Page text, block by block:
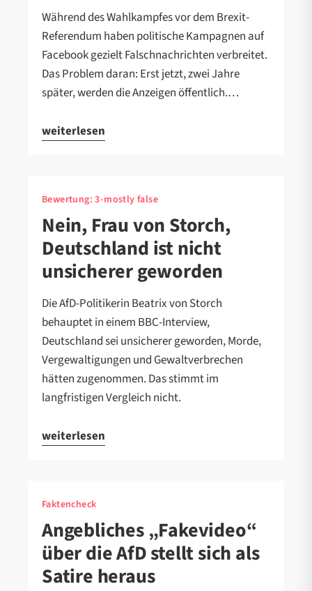
Während des Wahlkampfes vor dem Brexit-
Referendum haben politische Kampagnen auf
Facebook gezielt Falschnachrichten verbreitet.
Das Problem daran: Erst jetzt, zwei Jahre
später, werden die Anzeigen öffentlich.…
weiterlesen
Bewertung:3-mostly false
Nein, Frau von Storch,
Deutschland ist nicht
unsicherer geworden
Die AfD-Politikerin Beatrix von Storch
behauptet in einem BBC-Interview,
Deutschland sei unsicherer geworden, Morde,
Vergewaltigungen und Gewaltverbrechen
hätten zugenommen. Das stimmt im
langfristigen Vergleich nicht.
weiterlesen
Faktencheck
Angebliches „Fakevideo“
über die AfD stellt sich als
Satire heraus